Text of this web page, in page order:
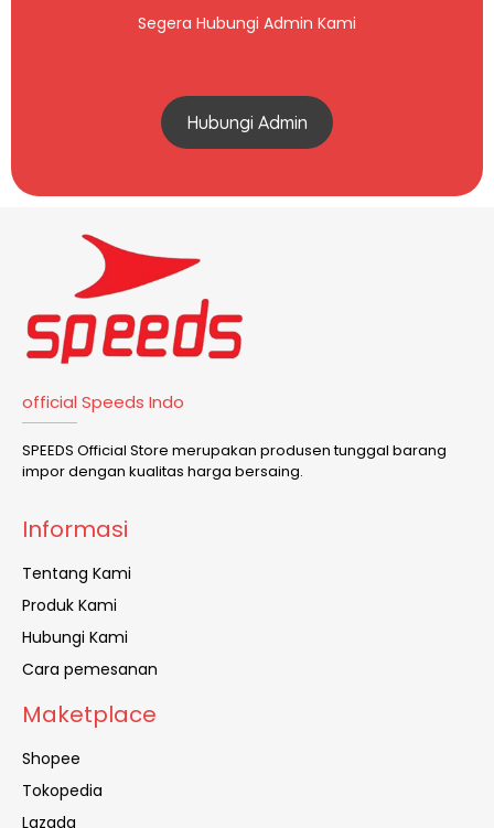
Segera Hubungi Admin Kami
Hubungi Admin
official Speeds Indo
SPEEDS Official Store merupakan produsen tunggal barang
impor dengan kualitas harga bersaing.
Informasi
Tentang Kami
Produk Kami
Hubungi Kami
Cara pemesanan
Maketplace
Shopee
Tokopedia
Lazada